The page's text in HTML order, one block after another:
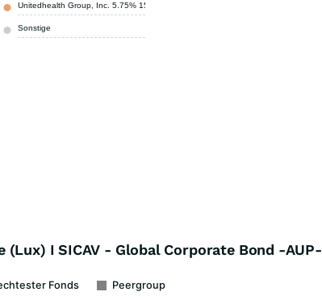
Unitedhealth Group, Inc. 5.75% 15-jul-2064
Sonstige
I SICAV - Global Corporate Bond -AUP-
Fonds Peergroup